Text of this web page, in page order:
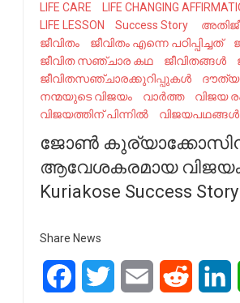
LIFE CARE
LIFE CHANGING
LIFE LESSON
Success Story
ജീവിതം
ജീവിതം എന്നെ പഠിപ്പിച്ചത്
ജീവിത സഞ്ചാര കഥ
ജീവിതങ്ങൾ
ജീവിതസഞ്ചാരക്കുറിപ്പുകൾ
നന്മയുടെ വിജയം
വാർത്ത വിജയ
വിജയത്തിന് പിന്നിൽ
വിജയപഥങ്ങൾ
ജോൺ
ആവേശകരമായ
Kuriakose Success Story
Share News
FacebookTwitter Email Reddit